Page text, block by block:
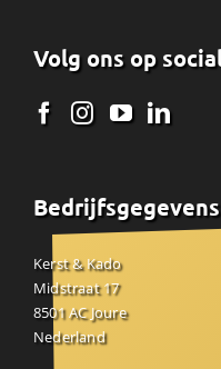
Volg ons op
Bedrijfsgegevens
Kerst & Kado
Midstraat 17
8501 AC Joure
Nederland